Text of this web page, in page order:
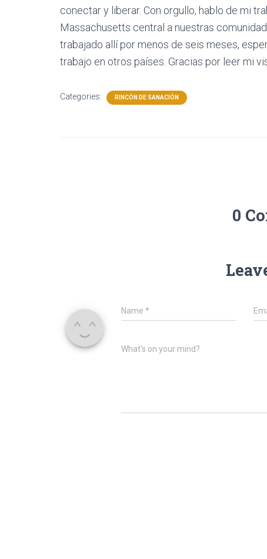
conectar y liberar. Con orgullo, hablo de mi
Massachusetts central a nuestras
trabajado allí por menos de seis meses,
trabajo en otros países. Gracias por leer mi
Categories: RINCÓN DE SANACIÓN
0
Name *
What's on your mind?